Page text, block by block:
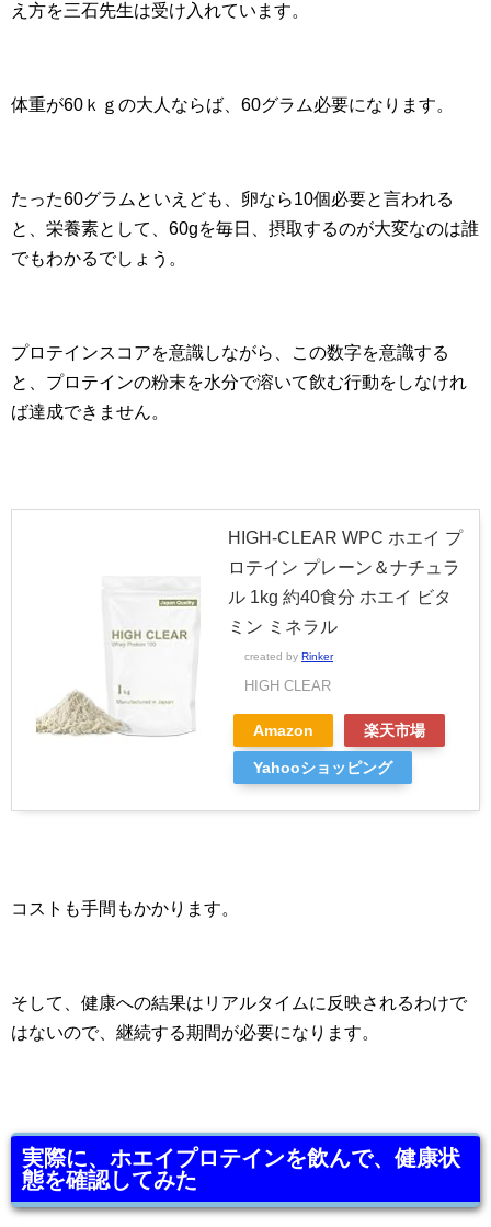
え方を三石先生は受け入れています。
体重が60ｋｇの大人ならば、60グラム必要になります。
たった60グラムといえども、卵なら10個必要と言われる
と、栄養素として、60gを毎日、摂取するのが大変なのは誰
でもわかるでしょう。
プロテインスコアを意識しながら、この数字を意識する
と、プロテインの粉末を水分で溶いて飲む行動をしなけれ
ば達成できません。
HIGH-CLEAR WPC ホエイ プ
ロテイン プレーン＆ナチュラ
ル 1kg 約40食分 ホエイ ビタ
ミン ミネラル
created by Rinker
HIGH CLEAR
Amazon 楽天市場
Yahooショッピング
コストも手間もかかります。
そして、健康への結果はリアルタイムに反映されるわけで
はないので、継続する期間が必要になります。
実際に、ホエイプロテインを飲んで、健康状
態を確認してみた